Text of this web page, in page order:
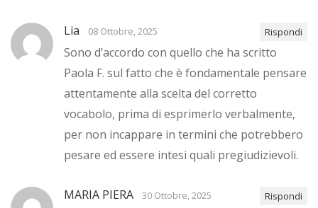
Lia 08 Ottobre, 2025 Rispondi
Sono d’accordo con quello che ha scritto
Paola F. sul fatto che è fondamentale pensare
attentamente alla scelta del corretto
vocabolo, prima di esprimerlo verbalmente,
per non incappare in termini che potrebbero
pesare ed essere intesi quali pregiudizievoli.
MARIA PIERA 30 Ottobre, 2025 Rispondi